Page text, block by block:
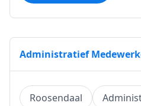
Administratief
Roosendaal